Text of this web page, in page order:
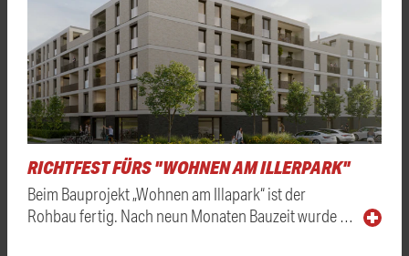
RICHTFEST FÜRS "WOHNEN AM ILLERPARK"
Beim Bauprojekt „Wohnen am Illapark“ ist der
Rohbau fertig. Nach neun Monaten Bauzeit wurde …